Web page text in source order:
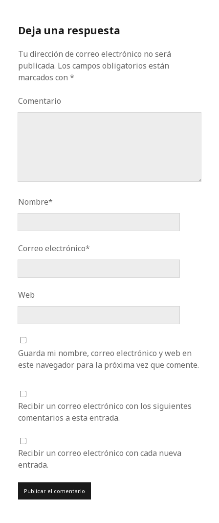
Deja una respuesta
Tu dirección de correo electrónico no será
publicada. Los campos obligatorios están
marcados con*
Comentario
Nombre*
Correo electrónico*
Web
Guarda mi nombre, correo electrónico y web en
este navegador para la próxima vez que comente.
Recibir un correo electrónico con los siguientes
comentarios a esta entrada.
Recibir un correo electrónico con cada nueva
entrada.